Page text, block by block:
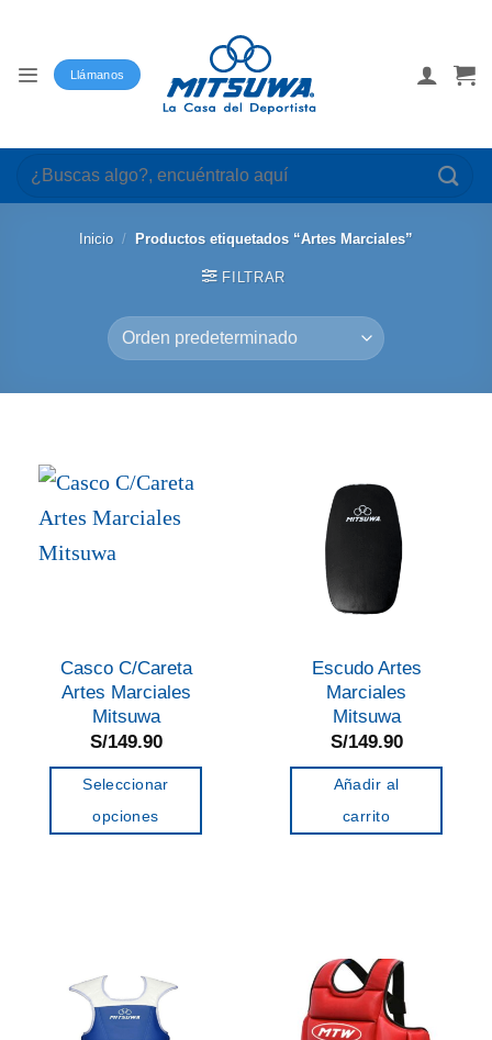
Llámanos
Buscar
por:
Inicio / Productos etiquetados “Artes Marciales”
FILTRAR
Casco C/Careta
Artes Marciales
Mitsuwa
S/149.90
Seleccionar
opciones
Las
opciones
Escudo Artes
Marciales
Mitsuwa
S/149.90
Añadir al
carrito